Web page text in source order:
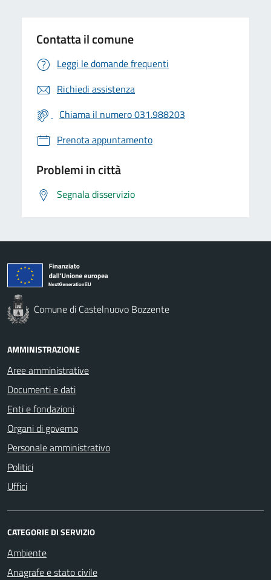
Contatta il comune
Leggi le domande frequenti
Richiedi assistenza
Chiama il numero 031.988203
Prenota appuntamento
Problemi in città
Segnala disservizio
Comune di Castelnuovo Bozzente
AMMINISTRAZIONE
Aree amministrative
Documenti e dati
Enti e fondazioni
Organi di governo
Personale amministrativo
Politici
Uffici
CATEGORIE DI SERVIZIO
Ambiente
Anagrafe e stato civile